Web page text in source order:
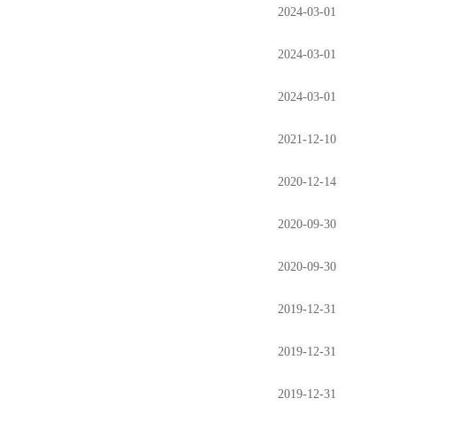
2024-03-01
2024-03-01
2024-03-01
2021-12-10
2020-12-14
2020-09-30
2020-09-30
2019-12-31
2019-12-31
2019-12-31